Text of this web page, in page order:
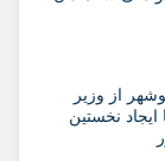
از وزیر
ایجاد نخستین